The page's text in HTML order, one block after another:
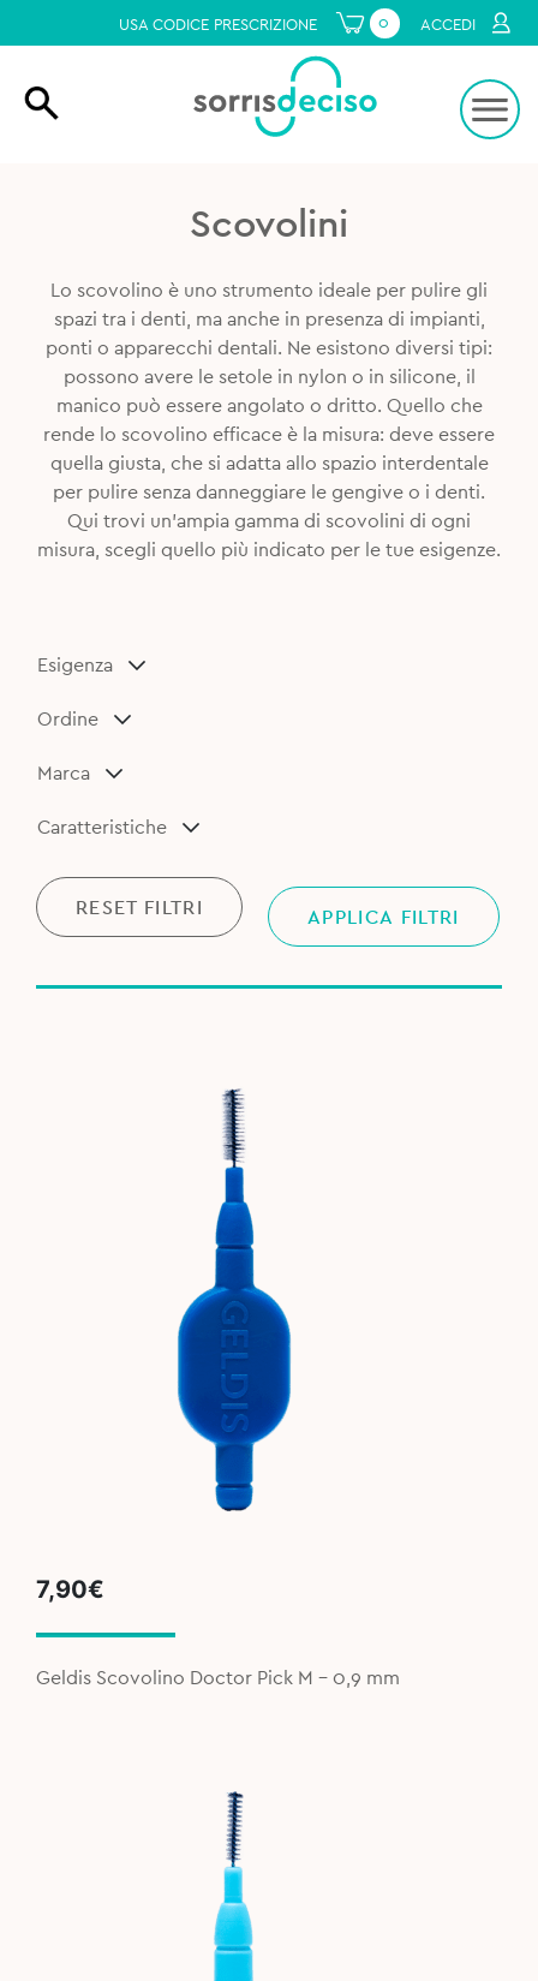
USA CODICE PRESCRIZIONE 0 ACCEDI
Scovolini
Lo scovolino è uno strumento ideale per pulire gli
spazi tra i denti, ma anche in presenza di impianti,
ponti o apparecchi dentali. Ne esistono diversi tipi:
possono avere le setole in nylon o in silicone, il
manico può essere angolato o dritto. Quello che
rende lo scovolino efficace è la misura: deve essere
quella giusta, che si adatta allo spazio interdentale
per pulire senza danneggiare le gengive o i denti.
Qui trovi un’ampia gamma di scovolini di ogni
misura, scegli quello più indicato per le tue esigenze.
Esigenza
Ordine
Marca
Caratteristiche
RESET FILTRI APPLICA FILTRI
7,90€
Geldis Scovolino Doctor Pick M – 0,9 mm